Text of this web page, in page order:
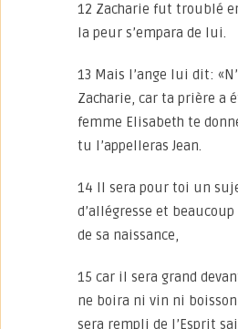
12 Zacharie fut troublé
la peur s’empara de lui.
13 Mais l’ange lui dit:
Zacharie, car ta prière a
femme Elisabeth te
tu l’appelleras Jean.
14 Il sera pour toi un
d’allégresse et
de sa naissance,
15 car il sera grand
ne boira ni vin ni
sera rempli de l’Esprit